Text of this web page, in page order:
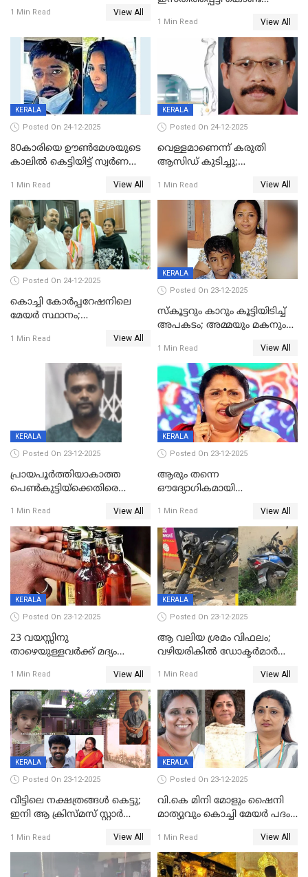
1 Min Read View All
ഗർഭിണിയായ യുവതിക്ക് ക്രൂര
1 Min Read View All
KERALA
Posted On 24-12-2025
80കാരിയെ ഊൺമേശയുടെ
കാലിൽ കെട്ടിയിട്ട് സ്വർണവും
കൊച്ചുമകനും സുഹൃത്തും
അറസ്റ്റിൽ
1 Min Read View All
KERALA
Posted On 24-12-2025
വെള്ളമാണെന്ന് കരുതി
ആസിഡ് കുടിച്ചു;
മരിച്ചു
1 Min Read View All
Posted On 24-12-2025
കൊച്ചി കോര്‍പ്പറേഷനിലെ
മേയര്‍ സ്ഥാനം;
രൂക്ഷം
1 Min Read View All
KERALA
Posted On 23-12-2025
സ്കൂട്ടറും കാറും കൂട്ടിയിടിച്ച്
അപകടം; അമ്മയും മകനും
ഗുരുതരാവസ്ഥയിൽ
1 Min Read View All
KERALA
Posted On 23-12-2025
പ്രായപൂർത്തിയാകാത്ത
പെൺകുട്ടിയ്ക്കെതിരെ
59 വർഷം തടവും 90,൦൦൦ രൂപ
പിഴയും ശിക്ഷ
1 Min Read View All
KERALA
Posted On 23-12-2025
ആരും തന്നെ
ഔദ്യോഗികമായി
കണ്ടെത്താൻ ഇന്ന് കോർ
കമ്മിറ്റി കൂടിയില്ല';
അതൃപ്തിയുമായി ദീപ്തി മേരി
വർഗീസ്
1 Min Read View All
KERALA
Posted On 23-12-2025
23 വയസ്സിനു
താഴെയുള്ളവർക്ക് മദ്യം
നടപടി;സ്ഥാപനങ്ങൾക്കെതിരെ
രണ്ട് കേസുകൾ
1 Min Read View All
KERALA
Posted On 23-12-2025
ആ വലിയ ശ്രമം വിഫലം;
വഴിയരികില്‍ ‌ഡോക്ടര്‍മാര്‍
മരണത്തിന് കീഴടങ്ങി
1 Min Read View All
KERALA
Posted On 23-12-2025
വീട്ടിലെ നക്ഷത്രങ്ങൾ കെട്ടു;
ഇനി ആ ക്രിസ്മസ് സ്റ്റാർ
വേണ്ടിയുള്ള
പിടിവലിക്കിടയിൽ
അപ്പൂപ്പനെതിരെ പോക്സോ
1 Min Read View All
KERALA
Posted On 23-12-2025
വി.കെ മിനി മോളും ഷൈനി
മാത്യുവും കൊച്ചി മേയർ പദം
മേയറാകില്ല
1 Min Read View All